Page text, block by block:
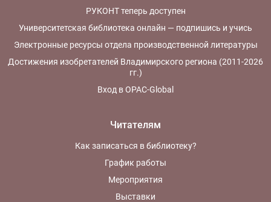
РУКОНТ теперь доступен
Университетская библиотека онлайн — подпишись и учись
Электронные ресурсы отдела производственной литературы
Достижения изобретателей Владимирского региона (2011-2026
гг.)
Вход в OPAC-Global
Читателям
Как записаться в библиотеку?
График работы
Мероприятия
Выставки